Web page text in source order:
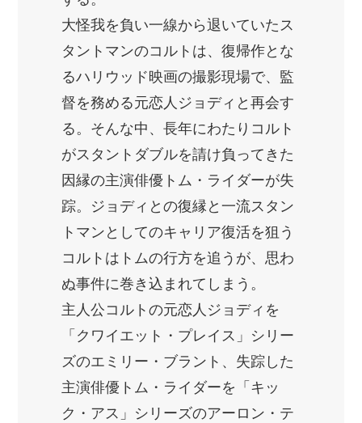
大怪我を負い一線から退いていたス
タントマンのコルトは、復帰作とな
るハリウッド映画の撮影現場で、監
督を務める元恋人ジョディと再会す
る。そんな中、長年にわたりコルト
がスタントダブルを請け負ってきた
因縁の主演俳優トム・ライダーが失
踪。ジョディとの復縁と一流スタン
トマンとしてのキャリア復活を狙う
コルトはトムの行方を追うが、思わ
ぬ事件に巻き込まれてしまう。
主人公コルトの元恋人ジョディを
「クワイエット・プレイス」シリー
ズのエミリー・ブラント、失踪した
主演俳優トム・ライダーを「キッ
ク・アス」シリーズのアーロン・テ